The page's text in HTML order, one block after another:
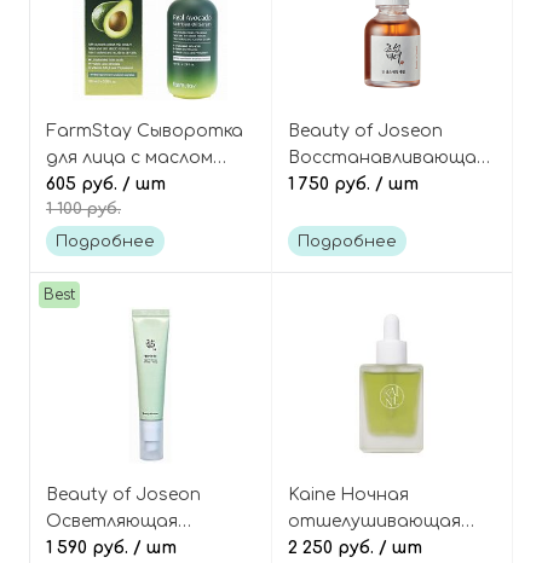
FarmStay Сыворотка
для лица с маслом
авокадо Real avocado
nutrition oil serum
605 руб. / шт
1 100 руб.
Подробнее
Beauty of Joseon
Восстанавливающая
сыворотка с
улитки, Revive Serum:
1 750 руб. / шт
Подробнее
Best
Beauty of Joseon
Осветляющая
сыворотка с
1 590 руб. / шт
Kaine Ночная
отшелушивающая
сыворотка для лица с
2 250 руб. / шт